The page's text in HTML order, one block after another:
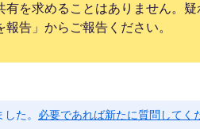
を求めることはありません。疑
告」からご報告ください。
た。 必要であれば新たに質問してく